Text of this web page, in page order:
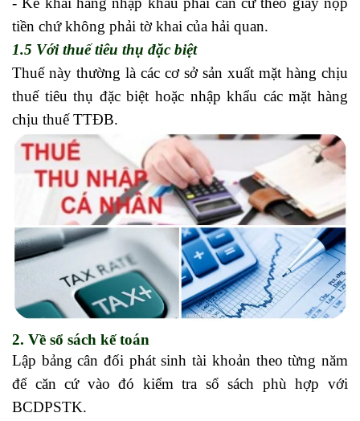
tiền chứ không phải tờ khai của hải quan.
1.5 Với thuế tiêu thụ đặc biệt
Thuế này thường là các cơ sở sản xuất mặt hàng chịu
thuế tiêu thụ đặc biệt hoặc nhập khẩu các mặt hàng
chịu thuế TTĐB.
2. Về sổ sách kế toán
Lập bảng cân đối phát sinh tài khoản theo từng năm
để căn cứ vào đó kiểm tra sổ sách phù hợp với
BCDPSTK.